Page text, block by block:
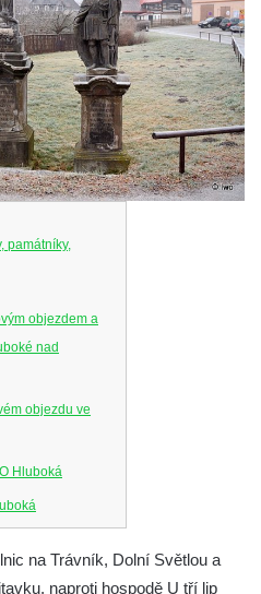
památníky,
objezdem a
nad
objezdu ve
Hluboká
na Trávník, Dolní Světlou a
naproti hospodě U tří lip